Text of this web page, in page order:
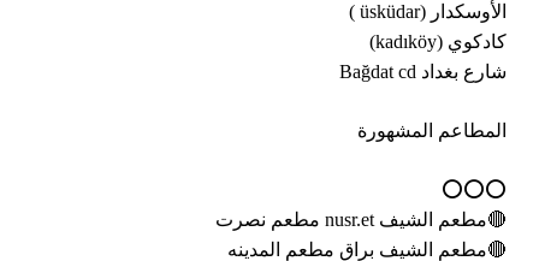
الأوسكدار (üsküdar )
كادكوي (kadıköy)
شارع بغداد Bağdat cd
المطاعم المشهورة
⭕️⭕️⭕️
🔴مطعم الشيف nusr.et مطعم نصرت
🔴مطعم الشيف براق مطعم المدينه